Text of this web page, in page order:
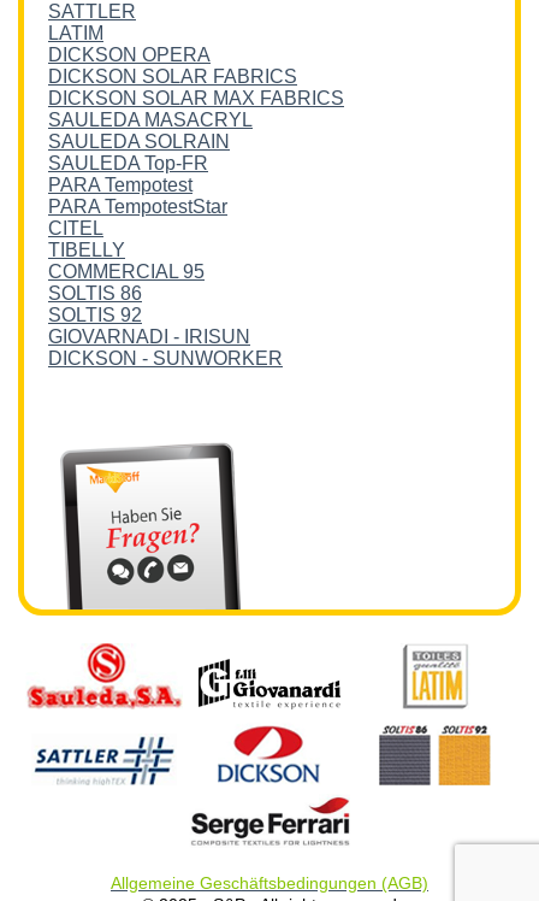
SATTLER
LATIM
DICKSON OPERA
DICKSON SOLAR FABRICS
DICKSON SOLAR MAX FABRICS
SAULEDA MASACRYL
SAULEDA SOLRAIN
SAULEDA Top-FR
PARA Tempotest
PARA TempotestStar
CITEL
TIBELLY
COMMERCIAL 95
SOLTIS 86
SOLTIS 92
GIOVARNADI - IRISUN
DICKSON - SUNWORKER
Allgemeine Geschäftsbedingungen (AGB)